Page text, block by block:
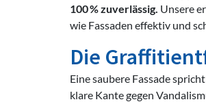
100 % zuverlässig. Unsere
wie Fassaden effektiv und
Die
Eine saubere Fassade
klare Kante gegen